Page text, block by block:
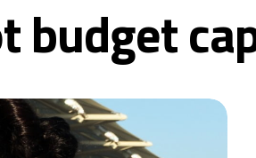
budget